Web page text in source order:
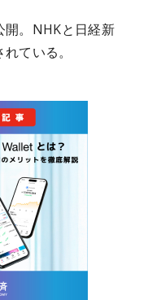
開。NHKと日経新
ている。